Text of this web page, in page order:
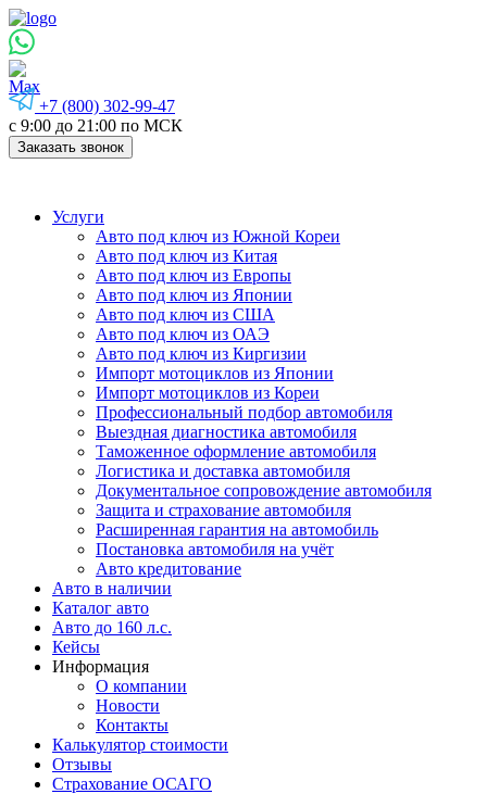
+7 (800) 302-99-47
с 9:00 до 21:00 по МСК
Заказать звонок
Услуги
Авто под ключ из Южной Кореи
Авто под ключ из Китая
Авто под ключ из Европы
Авто под ключ из Японии
Авто под ключ из США
Авто под ключ из ОАЭ
Авто под ключ из Киргизии
Импорт мотоциклов из Японии
Импорт мотоциклов из Кореи
Профессиональный подбор автомобиля
Выездная диагностика автомобиля
Таможенное оформление автомобиля
Логистика и доставка автомобиля
Документальное сопровождение автомобиля
Защита и страхование автомобиля
Расширенная гарантия на автомобиль
Постановка автомобиля на учёт
Авто кредитование
Авто в наличии
Каталог авто
Авто до 160 л.с.
Кейсы
Информация
О компании
Новости
Контакты
Калькулятор стоимости
Отзывы
Страхование ОСАГО